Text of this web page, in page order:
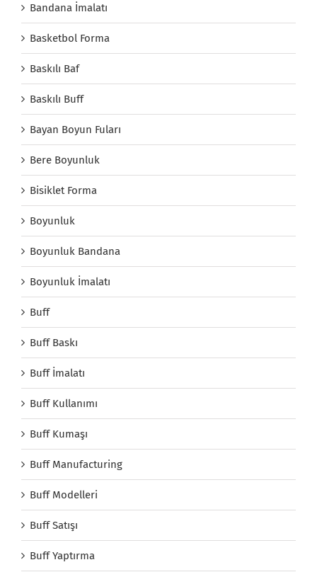
Bandana İmalatı
Basketbol Forma
Baskılı Baf
Baskılı Buff
Bayan Boyun Fuları
Bere Boyunluk
Bisiklet Forma
Boyunluk
Boyunluk Bandana
Boyunluk İmalatı
Buff
Buff Baskı
Buff İmalatı
Buff Kullanımı
Buff Kumaşı
Buff Manufacturing
Buff Modelleri
Buff Satışı
Buff Yaptırma